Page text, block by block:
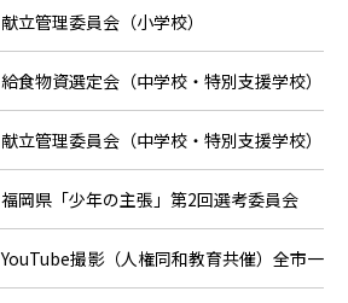
献立管理委員会（小学校）
給食物資選定会（中学校・特別支援学校）
献立管理委員会（中学校・特別支援学校）
福岡県「少年の主張」第2回選考委員会
YouTube撮影（人権同和教育共催）全市一斉